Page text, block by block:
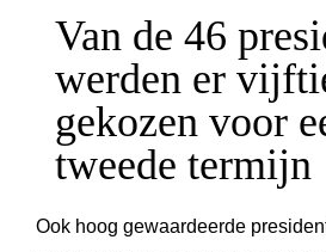
Van de 46
werden er
gekozen voor
tweede termijn
Ook hoog gewaardeerde